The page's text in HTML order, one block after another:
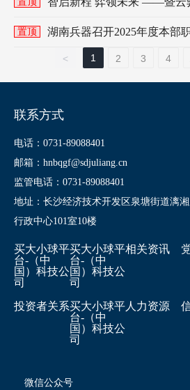
置顶
湖南兵器召开2025年度本部
述职测评会
< 1 2 3 4
联系方式
电话：0731-89088401
邮箱：hnbqgf@sdjuliang.cn
监管电话：0731-89088401
地址：长沙经济技术开发区泉塘街道漓
行政中心101室10楼
买大小球平
台-（中
国）科技公
司
买大小球平
台-（中
国）科技公
司
相关资讯
投资者关系买大小球平
台-（中
国）科技公
司
人力资源
微信公众号